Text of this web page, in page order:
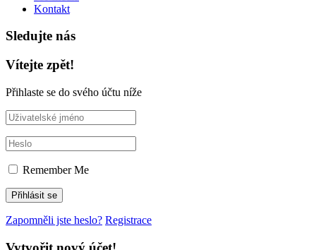
Kontakt
Sledujte nás
Vítejte zpět!
Přihlaste se do svého účtu níže
Remember Me
Zapomněli jste heslo? Registrace